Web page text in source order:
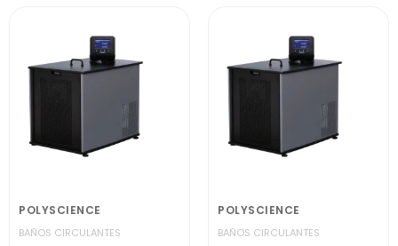
POLYSCIENCE
BAÑOS CIRCULANTES
POLYSCIENCE
BAÑOS CIRCULANTES